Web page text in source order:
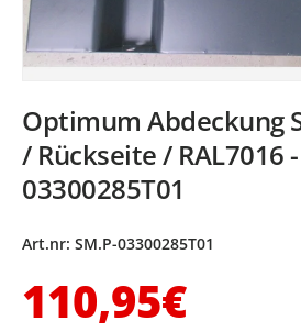
Optimum Abdeckung
/ Rückseite / RAL7016
03300285T01
Art.nr: SM.P-03300285T01
Normaler
110,95€